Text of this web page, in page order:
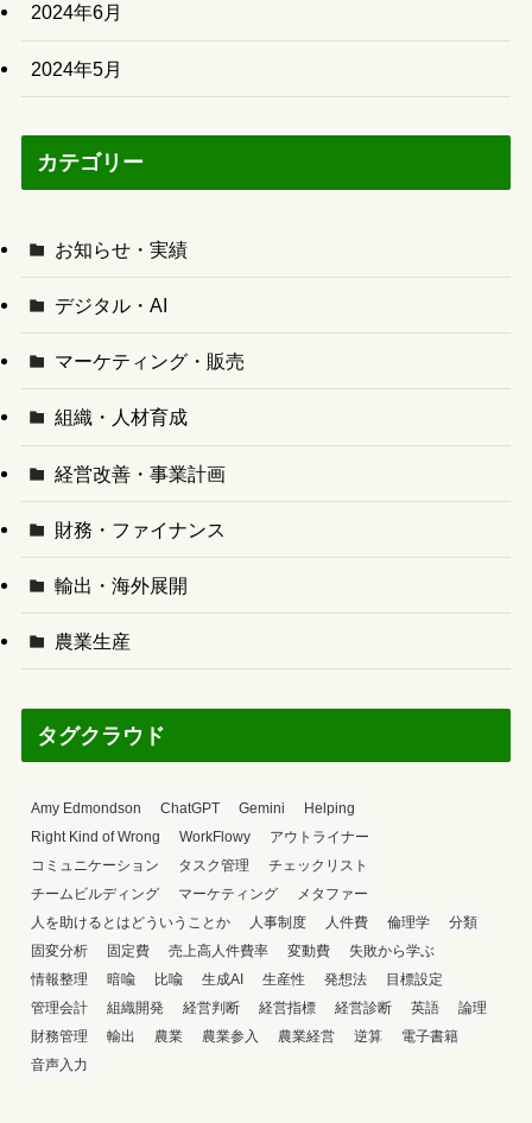
2024年6月
2024年5月
カテゴリー
お知らせ・実績
デジタル・AI
マーケティング・販売
組織・人材育成
経営改善・事業計画
財務・ファイナンス
輸出・海外展開
農業生産
タグクラウド
Amy Edmondson ChatGPT Gemini
Helping
Right Kind of Wrong
WorkFlowy
アウトライナー
コミュニケーション
タスク管理
チェックリスト
チームビルディング
マーケティング
メタファー
人を助けるとはどういうことか
人事制度 人件費 倫理学
分類
固変分析
固定費 売上高人件費率 変動費
失敗から学ぶ
情報整理
暗喩 比喩 生成AI 生産性 発想法
目標設定
管理会計
組織開発 経営判断 経営指標 経営診断 英語
論理
財務管理
輸出 農業 農業参入 農業経営 逆算
電子書籍
音声入力